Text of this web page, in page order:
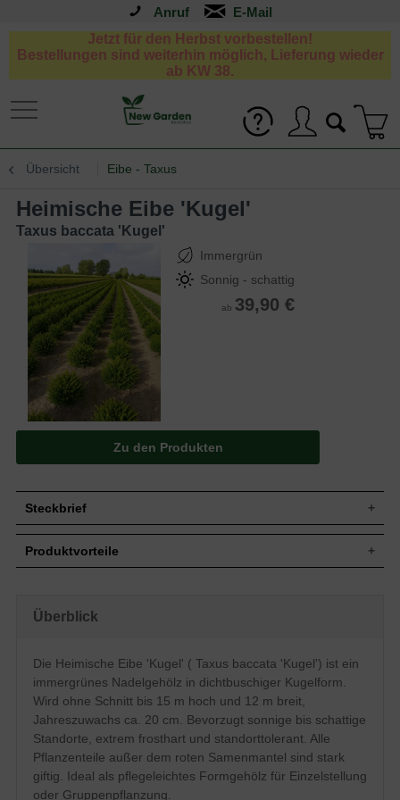
Anruf
Jetzt für den Herbst vorbestellen!
Bestellungen sind weiterhin möglich, Lieferung wieder
ab KW 38.
Übersicht Eibe - Taxus
Heimische Eibe 'Kugel'
Taxus baccata 'Kugel'
Immergrün
Sonnig - schattig
ab 39,90 €
Zu den Produkten
Steckbrief
Zuwachs
Wuchsform
Frucht
Rote Beeren, nicht zum Verzehr geeignet
Blüte
Gelbe Köpfchen, im März und April
Boden
durchlässige und nahrhafte Untergründe,
insgesamt jedoch standorttolerant
Standort
Sonnig bis schattig
Verwendung
Einzelelement, Gruppenbepflanzung,
Alleebereich, Kübelpflanze, Paarelement
Produktvorteile
standorttolerant
verträgt keine extreme Trockenheit
verträgt keine Staunässe
geringer Jahreszuwachs
Überblick
Die Heimische Eibe 'Kugel' ( Taxus baccata 'Kugel') ist ein
immergrünes Nadelgehölz in dichtbuschiger Kugelform.
Wird ohne Schnitt bis 15 m hoch und 12 m breit,
Jahreszuwachs ca. 20 cm. Bevorzugt sonnige bis schattige
Standorte, extrem frosthart und standorttolerant. Alle
Pflanzenteile außer dem roten Samenmantel sind stark
giftig. Ideal als pflegeleichtes Formgehölz für Einzelstellung
oder Gruppenpflanzung.